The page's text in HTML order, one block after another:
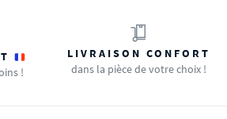
!
LIVRAISON CONFORT
dans la pièce de votre choix !